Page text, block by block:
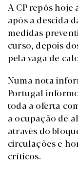
A CP repôs
após a descida
medidas
curso, depois
pela vaga de
Numa nota
Portugal
toda a oferta
a ocupação de
através do
circulações e
críticos.